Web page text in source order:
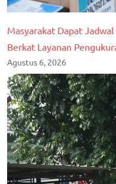
Masyarakat Dapat
Berkat Layanan
Agustus 6, 2026